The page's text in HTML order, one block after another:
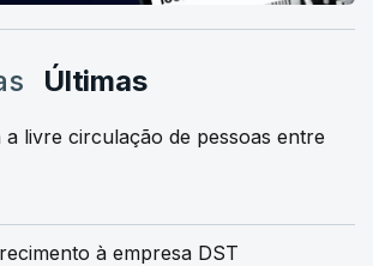
Últimas
a livre circulação de pessoas entre
à empresa DST